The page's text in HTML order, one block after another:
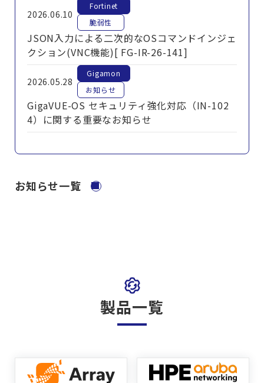
2026.06.10
Fortinet
脆弱性
JSON入力による二次的なOSコマンドインジェ
クション(VNC機能)[ FG-IR-26-141]
2026.05.28
Gigamon
お知らせ
GigaVUE-OS セキュリティ強化対応（IN-102
4）に関する重要なお知らせ
お知らせ一覧
製品一覧